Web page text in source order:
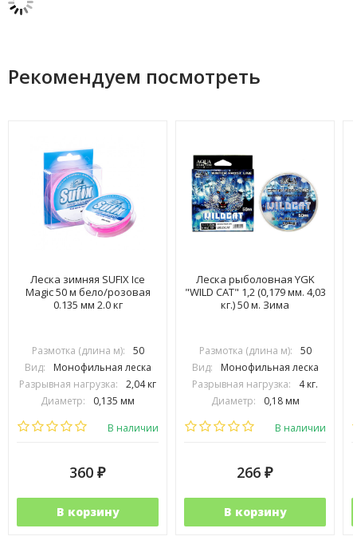
Рекомендуем посмотреть
Леска зимняя SUFIX Ice
Magic 50 м бело/розовая
0.135 мм 2.0 кг
Размотка (длина м):
50
Вид:
Монофильная леска
Разрывная нагрузка:
2,04 кг
Диаметр:
0,135 мм
Выберите цвет:
В наличии
360 ₽
В корзину
Леска рыболовная YGK
"WILD CAT" 1,2 (0,179 мм. 4,03
кг.) 50 м. Зима
Размотка (длина м):
50
Вид:
Монофильная леска
Разрывная нагрузка:
4 кг.
Диаметр:
0,18 мм
Выберите цвет:
В наличии
266 ₽
В корзину